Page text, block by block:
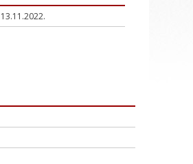
13.11.2022.